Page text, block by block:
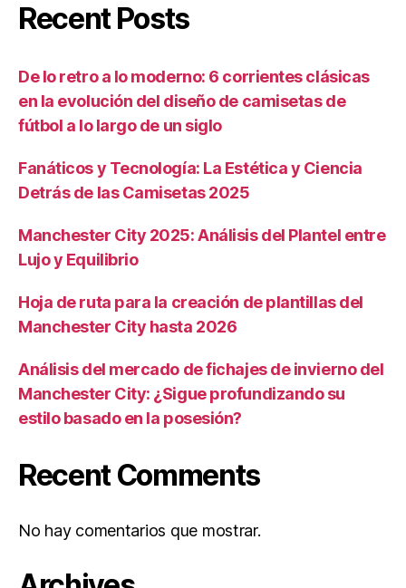
Recent Posts
De lo retro a lo moderno: 6 corrientes clásicas
en la evolución del diseño de camisetas de
fútbol a lo largo de un siglo
Fanáticos y Tecnología: La Estética y Ciencia
Detrás de las Camisetas 2025
Manchester City 2025: Análisis del Plantel entre
Lujo y Equilibrio
Hoja de ruta para la creación de plantillas del
Manchester City hasta 2026
Análisis del mercado de fichajes de invierno del
Manchester City: ¿Sigue profundizando su
estilo basado en la posesión?
Recent Comments
No hay comentarios que mostrar.